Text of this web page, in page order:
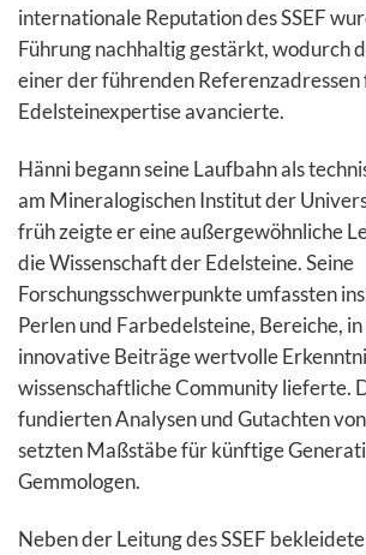
internationale Reputation des SSEF
Führung nachhaltig gestärkt, wodurch
einer der führenden Referenzadressen
Edelsteinexpertise avancierte.
Hänni begann seine Laufbahn als
am Mineralogischen Institut der
früh zeigte er eine außergewöhnliche
die Wissenschaft der Edelsteine. Seine
Forschungsschwerpunkte umfassten
Perlen und Farbedelsteine, Bereiche,
innovative Beiträge wertvolle
wissenschaftliche Community lieferte.
fundierten Analysen und Gutachten
setzten Maßstäbe für künftige
Gemmologen.
Neben der Leitung des SSEF